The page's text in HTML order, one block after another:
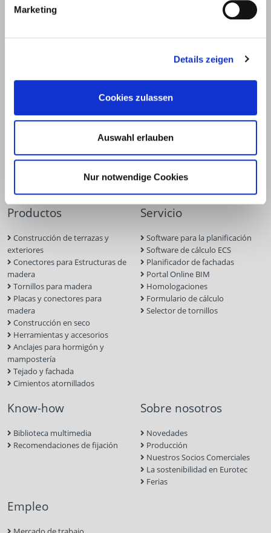
Marketing
Details zeigen
Cookies zulassen
Auswahl erlauben
Nur notwendige Cookies
Unter dem Hofe 5
info@eurotec.team
Productos
Construcción de terrazas y
exteriores
Conectores para Estructuras de
madera
Tornillos para madera
Placas y conectores para
madera
Construcción en seco
Herramientas y accesorios
Anclajes para hormigón y
mampostería
Tejado y fachada
Cimientos atornillados
Servicio
Software para la planificación
Software de cálculo ECS
Planificador de fachadas
Portal Online BIM
Homologaciones
Formulario de cálculo
Selector de tornillos
Know-how
Biblioteca multimedia
Recomendaciones de fijación
Sobre nosotros
Novedades
Producción
Nuestros Socios Comerciales
La sostenibilidad en Eurotec
Ferias
Empleo